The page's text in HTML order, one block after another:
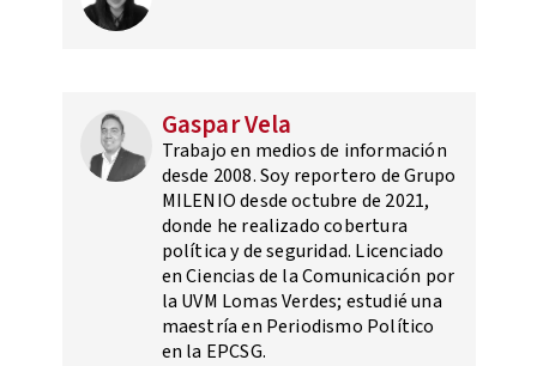
Gaspar Vela
Trabajo en medios de información
desde 2008. Soy reportero de Grupo
MILENIO desde octubre de 2021,
donde he realizado cobertura
política y de seguridad. Licenciado
en Ciencias de la Comunicación por
la UVM Lomas Verdes; estudié una
maestría en Periodismo Político
en la EPCSG.